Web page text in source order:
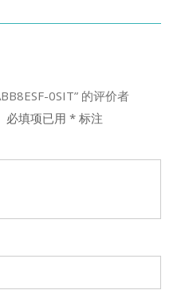
0SIT” 的评价者
必填项已用 * 标注